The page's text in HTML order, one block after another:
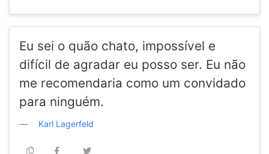
Eu sei o quão chato, impossível e
difícil de agradar eu posso ser. Eu não
me recomendaria como um convidado
para ninguém.
Karl Lagerfeld